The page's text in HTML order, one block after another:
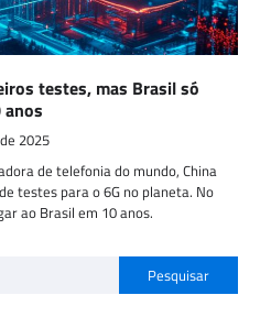
testes, mas Brasil só
2025
de telefonia do mundo, China
testes para o 6G no planeta. No
ao Brasil em 10 anos.
Pesquisar